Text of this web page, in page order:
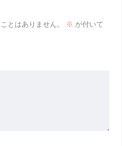
とはありません。 ※ が付いて